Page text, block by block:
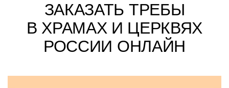
ЗАКАЗАТЬ ТРЕБЫ
В ХРАМАХ И ЦЕРКВЯХ
РОССИИ ОНЛАЙН